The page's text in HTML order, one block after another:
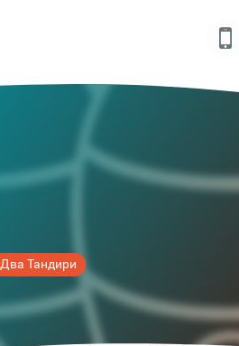
Два Тандири